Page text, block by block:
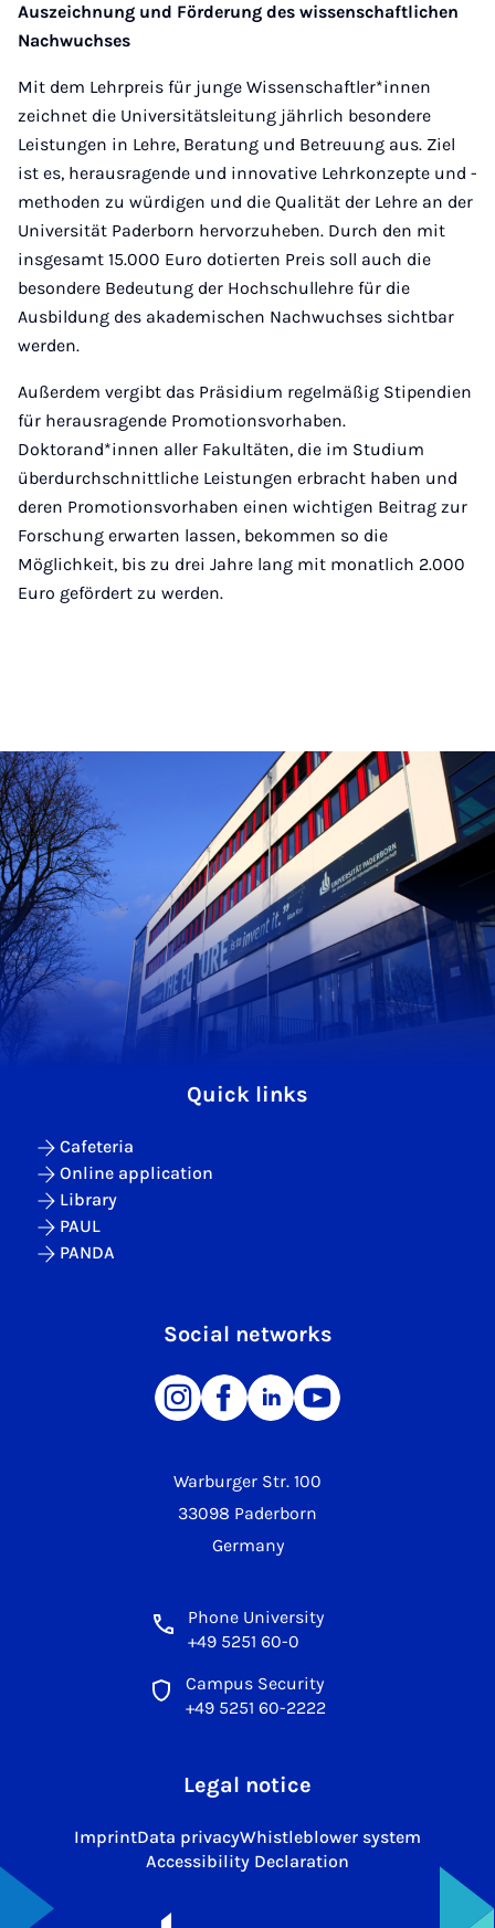
Auszeichnung und Förderung des wissenschaftlichen
Nachwuchses
Mit dem Lehrpreis für junge Wissenschaftler*innen
zeichnet die Universitätsleitung jährlich besondere
Leistungen in Lehre, Beratung und Betreuung aus. Ziel
ist es, herausragende und innovative Lehrkonzepte und -
methoden zu würdigen und die Qualität der Lehre an der
Universität Paderborn hervorzuheben. Durch den mit
insgesamt 15.000 Euro dotierten Preis soll auch die
besondere Bedeutung der Hochschullehre für die
Ausbildung des akademischen Nachwuchses sichtbar
werden.
Außerdem vergibt das Präsidium regelmäßig Stipendien
für herausragende Promotionsvorhaben.
Doktorand*innen aller Fakultäten, die im Studium
überdurchschnittliche Leistungen erbracht haben und
deren Promotionsvorhaben einen wichtigen Beitrag zur
Forschung erwarten lassen, bekommen so die
Möglichkeit, bis zu drei Jahre lang mit monatlich 2.000
Euro gefördert zu werden.
Warburger Str. 100
33098 Paderborn
Germany
Phone University
+49 5251 60-0
Campus Security
+49 5251 60-2222
Quick links
Cafeteria
Online application
Library
PAUL
PANDA
Social networks
Legal notice
ImprintData privacyWhistleblower system
Accessibility Declaration